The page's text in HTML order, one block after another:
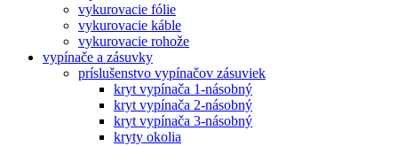
vykurovacie fólie
vykurovacie káble
vykurovacie rohože
vypínače a zásuvky
príslušenstvo vypínačov zásuviek
kryt vypínača 1-násobný
kryt vypínača 2-násobný
kryt vypínača 3-násobný
kryty okolia